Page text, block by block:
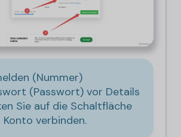
(Nummer)
(Passwort) vor Details
Sie auf die Schaltfläche
Konto verbinden.